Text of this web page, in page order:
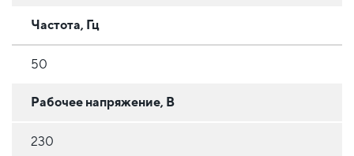
Частота, Гц
50
Рабочее напряжение, В
230